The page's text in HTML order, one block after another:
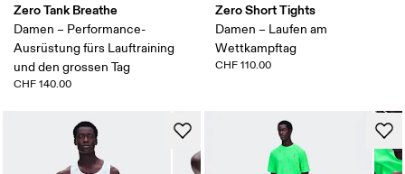
Zero Tank Breathe
Damen – Performance-
Ausrüstung fürs Lauftraining
und den grossen Tag
CHF 140.00
Zero Short Tights
Damen – Laufen am
Wettkampftag
CHF 110.00